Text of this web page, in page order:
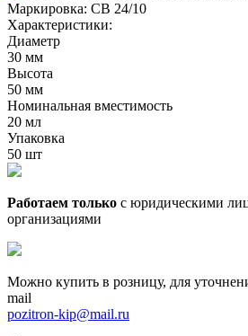
Маркировка: СВ 24/10
Характеристики:
Диаметр
30 мм
Высота
50 мм
Номинальная вместимость
20 мл
Упаковка
50 шт
Работаем только с юридическими
организациями
Можно купить в розницу, для
mail
pozitron-kip@mail.ru